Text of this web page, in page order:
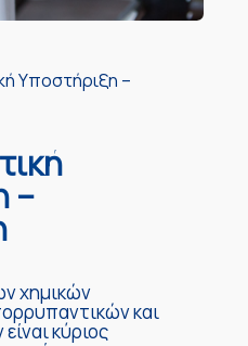
Υποστήριξη –
–
χημικών
και
κύριος